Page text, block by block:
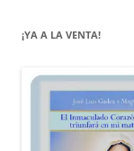
¡YA A LA VENTA!